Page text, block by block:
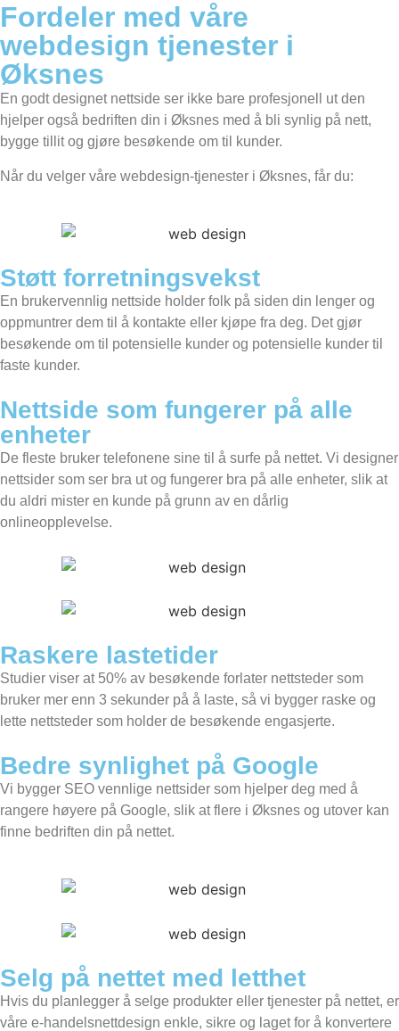
Fordeler med våre
webdesign tjenester i
Øksnes
En godt designet nettside ser ikke bare profesjonell ut den
hjelper også bedriften din i Øksnes med å bli synlig på nett,
bygge tillit og gjøre besøkende om til kunder.
Når du velger våre webdesign-tjenester i Øksnes, får du:
Støtt forretningsvekst
En brukervennlig nettside holder folk på siden din lenger og
oppmuntrer dem til å kontakte eller kjøpe fra deg. Det gjør
besøkende om til potensielle kunder og potensielle kunder til
faste kunder.
Nettside som fungerer på alle
enheter
De fleste bruker telefonene sine til å surfe på nettet. Vi designer
nettsider som ser bra ut og fungerer bra på alle enheter, slik at
du aldri mister en kunde på grunn av en dårlig
onlineopplevelse.
Raskere lastetider
Studier viser at 50% av besøkende forlater nettsteder som
bruker mer enn 3 sekunder på å laste, så vi bygger raske og
lette nettsteder som holder de besøkende engasjerte.
Bedre synlighet på Google
Vi bygger SEO vennlige nettsider som hjelper deg med å
rangere høyere på Google, slik at flere i Øksnes og utover kan
finne bedriften din på nettet.
Selg på nettet med letthet
Hvis du planlegger å selge produkter eller tjenester på nettet, er
våre e-handelsnettdesign enkle, sikre og laget for å konvertere